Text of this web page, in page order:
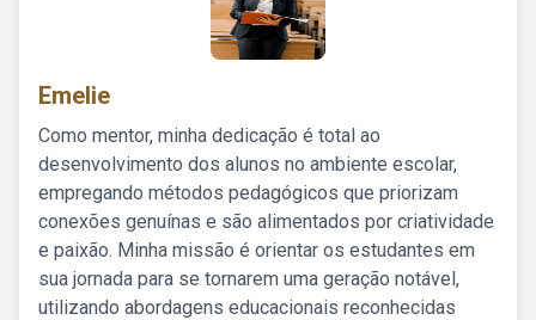
Emelie
Como mentor, minha dedicação é total ao
desenvolvimento dos alunos no ambiente escolar,
empregando métodos pedagógicos que priorizam
conexões genuínas e são alimentados por criatividade
e paixão. Minha missão é orientar os estudantes em
sua jornada para se tornarem uma geração notável,
utilizando abordagens educacionais reconhecidas